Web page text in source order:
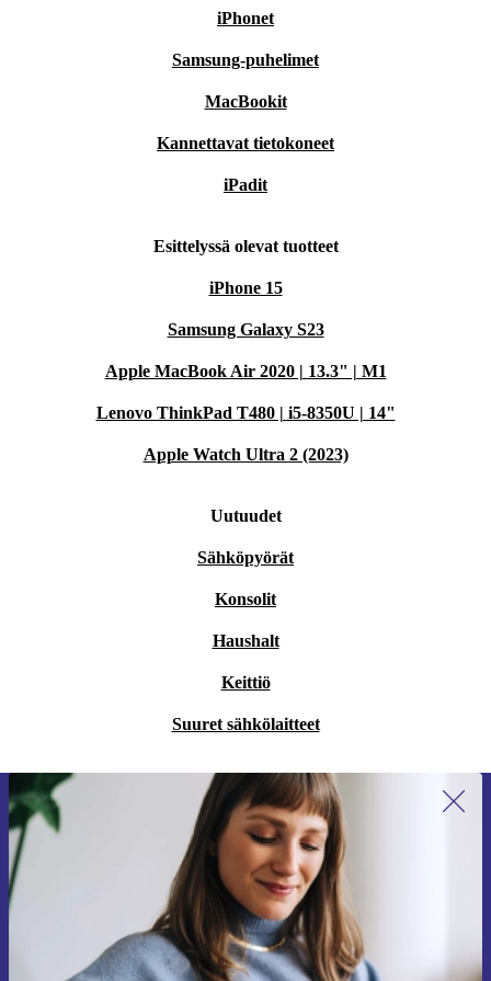
iPhonet
Samsung-puhelimet
MacBookit
Kannettavat tietokoneet
iPadit
Esittelyssä olevat tuotteet
iPhone 15
Samsung Galaxy S23
Apple MacBook Air 2020 | 13.3" | M1
Lenovo ThinkPad T480 | i5-8350U | 14"
Apple Watch Ultra 2 (2023)
Uutuudet
Sähköpyörät
Konsolit
Haushalt
Keittiö
Suuret sähkölaitteet
Liity ensimmäistä kertaa uutiskirjeen
tilaajaksi ja säästä 15 €!
Älä missaa enää yhtäkään tarjousta.